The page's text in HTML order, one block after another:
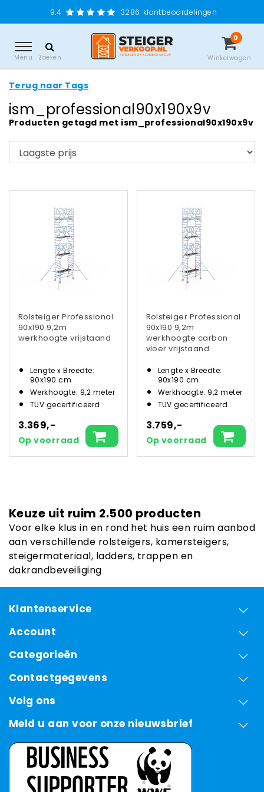
9.4 3286 klantbeoordelingen
Menu Zoeken
0
Winkelwagen
Terug naar Tags
ism_professional90x190x9v
Producten getagd met ism_professional90x190x9v
Rolsteiger Professional
90x190 9,2m
werkhoogte vrijstaand
Lengte x Breedte:
90x190 cm
Werkhoogte: 9,2 meter
TÜV gecertificeerd
3.369,-
Op voorraad
Rolsteiger Professional
90x190 9,2m
werkhoogte carbon
vloer vrijstaand
Lengte x Breedte:
90x190 cm
Werkhoogte: 9,2 meter
TÜV gecertificeerd
3.759,-
Op voorraad
Keuze uit ruim 2.500 producten
Voor elke klus in en rond het huis een ruim aanbod
aan verschillende rolsteigers, kamersteigers,
steigermateriaal, ladders, trappen en
dakrandbeveiliging
Klantenservice
Account
Categorieën
Contactgegevens
Volg ons
Meld u aan voor onze nieuwsbrief